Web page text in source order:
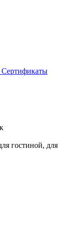
Сертификаты
гостиной, для